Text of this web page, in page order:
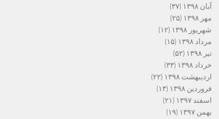
آبان ۱۳۹۸
(۳۷)
مهر ۱۳۹۸
(۲۵)
شهریور ۱۳۹۸
(۱۲)
مرداد ۱۳۹۸
(۱۵)
تیر ۱۳۹۸
(۵۲)
خرداد ۱۳۹۸
(۳۳)
اردیبهشت ۱۳۹۸
(۲۲)
فروردین ۱۳۹۸
(۱۳)
اسفند ۱۳۹۷
(۲۱)
بهمن ۱۳۹۷
(۱۹)